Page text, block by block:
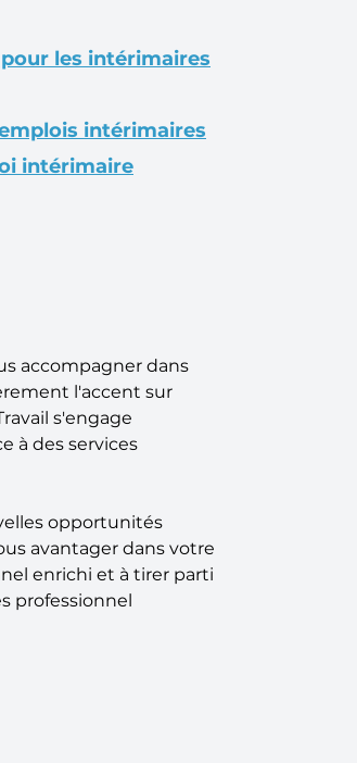
les intérimaires
intérimaires
intérimaire
accompagner dans
l'accent sur
s'engage
à des services
opportunités
avantager dans votre
enrichi et à tirer parti
professionnel